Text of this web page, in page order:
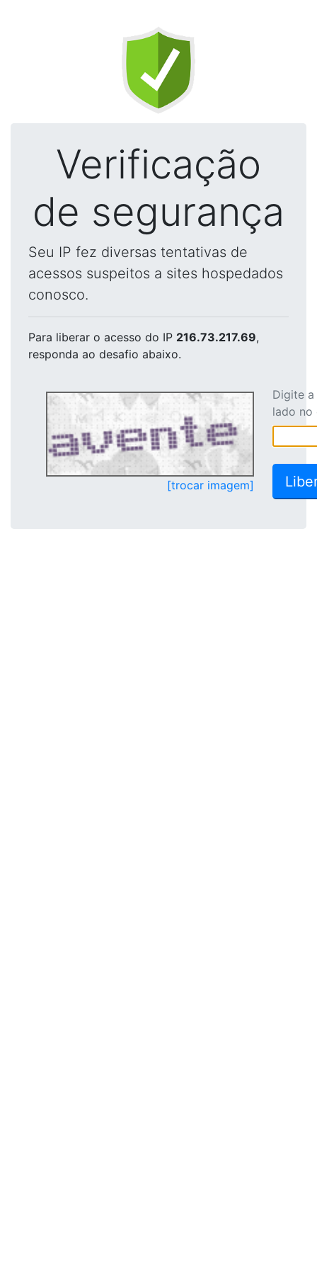
Verificação
de segurança
Seu IP fez diversas tentativas de
acessos suspeitos a sites hospedados
conosco.
Para liberar o acesso do IP 216.73.217.69,
responda ao desafio abaixo.
[trocar imagem]
Digite
lado no